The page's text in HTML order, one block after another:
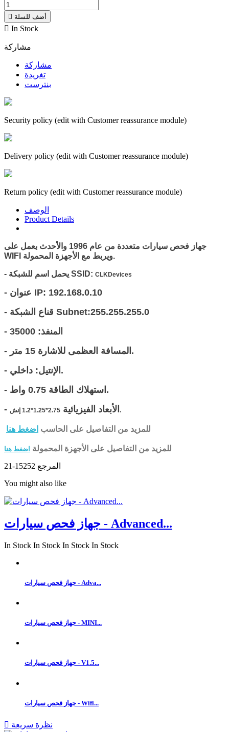
 أضف للسلة
 In Stock
مشاركة
مشاركة
تغريدة
بنترست
Security policy (edit with Customer reassurance module)
Delivery policy (edit with Customer reassurance module)
Return policy (edit with Customer reassurance module)
الوصف
Product Details
جهاز فحص سيارات متعددة من عام 1996 والأحدث
يعمل على
WIFI ويربط مع الأجهزة المحمولة.
- يحمل اسم للشبكة SSID: CLKDevices
- عنوان IP: 192.168.0.10
- قناع الشبكة Subnet:255.255.255.0
- المنفذ: 35000
- المسافة العظمى للاشارة 15 متر.
- الإنتيل: داخلي.
- استهلاك الطاقة 0.75 واط.
- الأبعاد الفيزيائية 2.75*1.25*1.2 إنش.
للمزيد من التفاصيل على الحاسب اضغط هنا
للمزيد من التفاصيل على الأجهزة المحمولة اضغط هنا
المرجع 15252-21
You might also like
جهاز فحص سيارات - Advanced...
In Stock In Stock In Stock In Stock
جهاز فحص سيارات - Adva...
جهاز فحص سيارات - MINI...
جهاز فحص سيارات - V1.5...
جهاز فحص سيارات - Wifi...
 نظرة سريعة